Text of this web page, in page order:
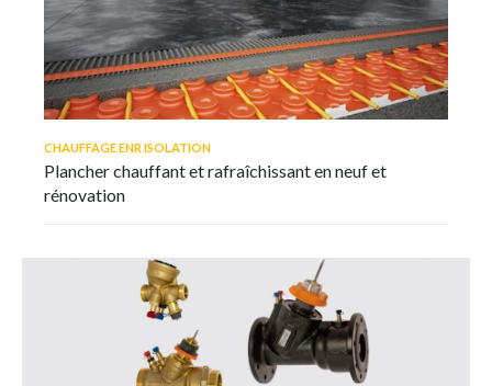
CHAUFFAGE ENR ISOLATION
Plancher chauffant et rafraîchissant en neuf et
rénovation